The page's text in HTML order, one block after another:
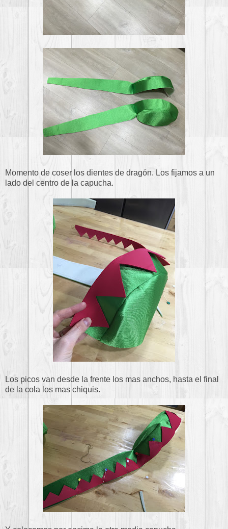
Momento de coser los dientes de dragón. Los fijamos a un
lado del centro de la capucha.
Los picos van desde la frente los mas anchos, hasta el final
de la cola los mas chiquis.